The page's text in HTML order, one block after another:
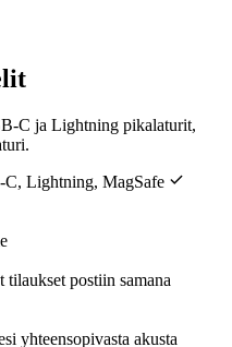
C ja Lightning pikalaturit,
C, Lightning, MagSafe
tilaukset postiin samana
yhteensopivasta akusta